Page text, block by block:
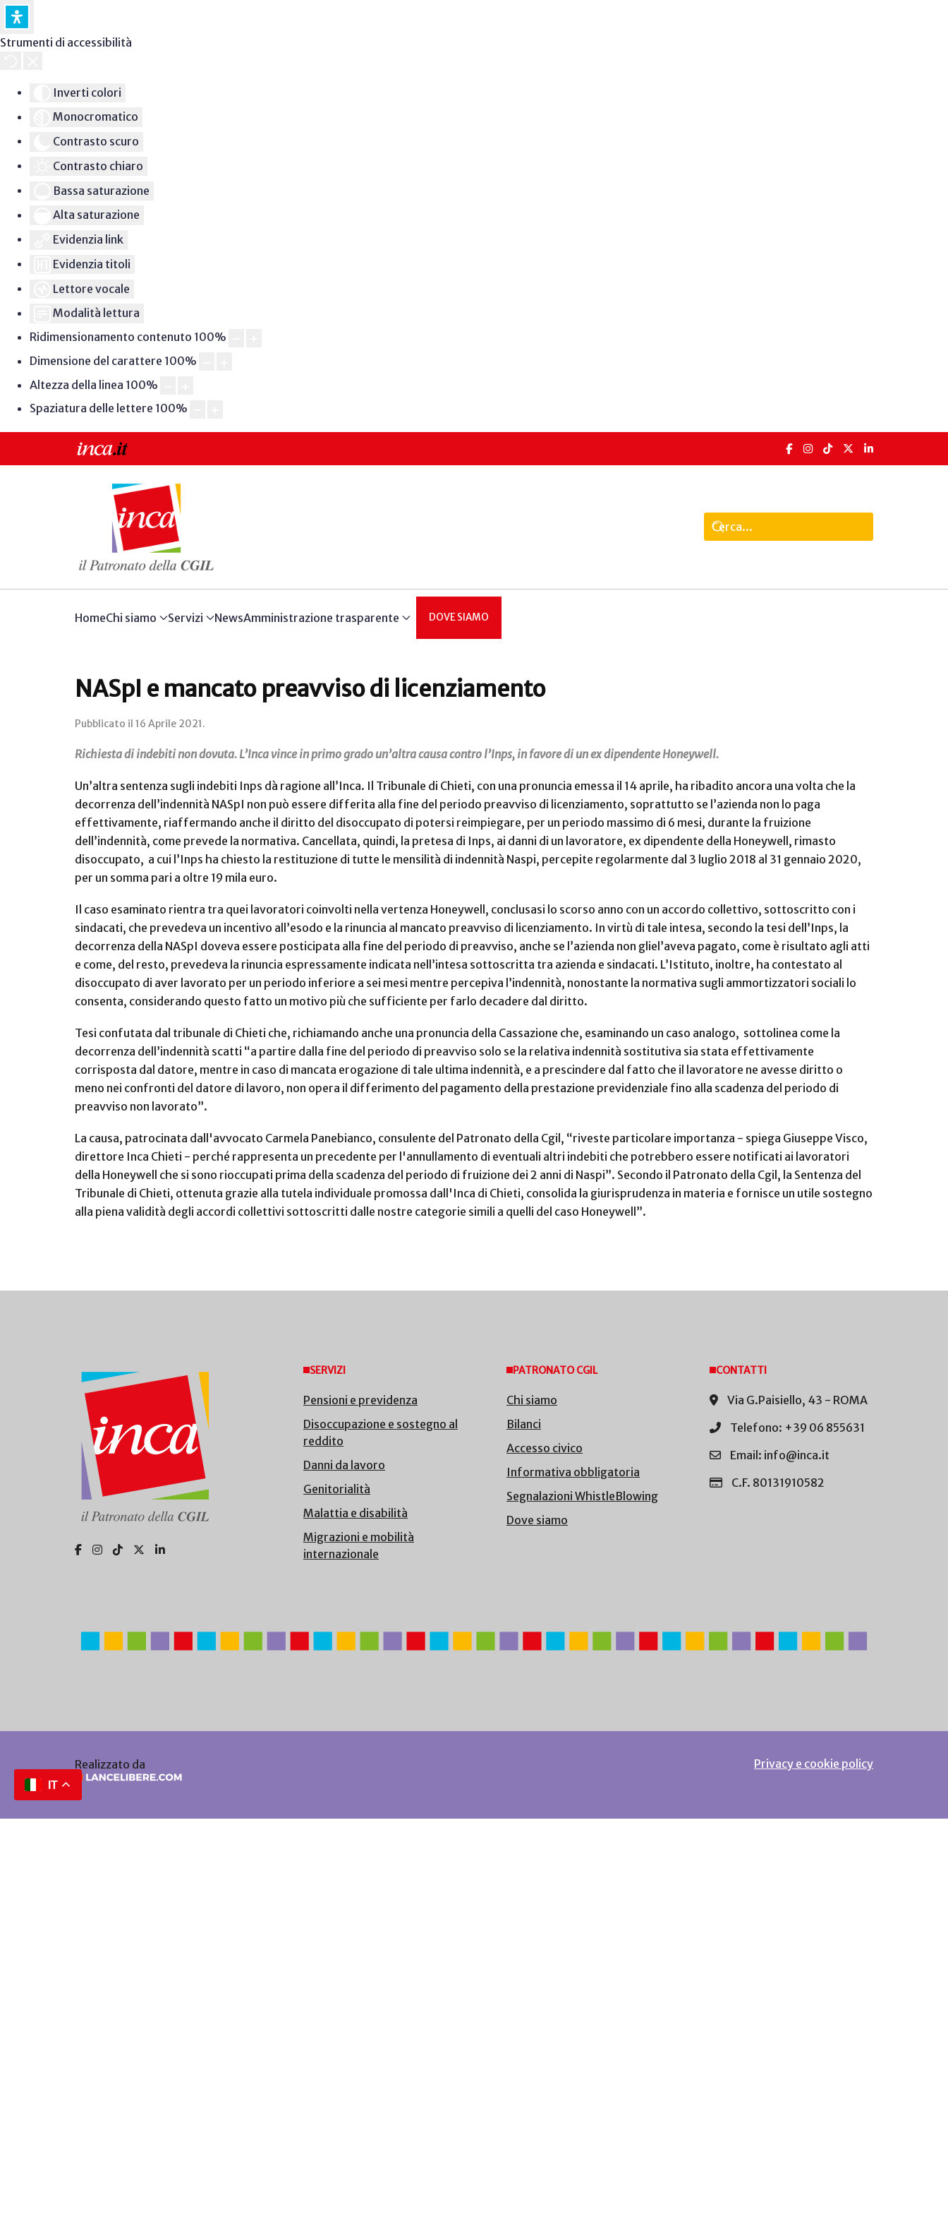
Strumenti di accessibilità
Inverti colori
Monocromatico
Contrasto scuro
Contrasto chiaro
Bassa saturazione
Alta saturazione
Evidenzia link
Evidenzia titoli
Lettore vocale
Modalità lettura
Ridimensionamento contenuto 100%
Dimensione del carattere 100%
Altezza della linea 100%
Spaziatura delle lettere 100%
HomeChi siamo Servizi NewsAmministrazione trasparente DOVE SIAMO
NASpI e mancato preavviso di licenziamento
Pubblicato il 16 Aprile 2021.
Richiesta di indebiti non dovuta. L’Inca vince in primo grado un’altra causa contro l’Inps, in favore di un ex dipendente Honeywell.
Un’altra sentenza sugli indebiti Inps dà ragione all’Inca. Il Tribunale di Chieti, con una pronuncia emessa il 14 aprile, ha ribadito ancora una volta che la
decorrenza dell’indennità NASpI non può essere differita alla fine del periodo preavviso di licenziamento, soprattutto se l’azienda non lo paga
effettivamente, riaffermando anche il diritto del disoccupato di potersi reimpiegare, per un periodo massimo di 6 mesi, durante la fruizione
dell’indennità, come prevede la normativa. Cancellata, quindi, la pretesa di Inps, ai danni di un lavoratore, ex dipendente della Honeywell, rimasto
disoccupato, a cui l’Inps ha chiesto la restituzione di tutte le mensilità di indennità Naspi, percepite regolarmente dal 3 luglio 2018 al 31 gennaio 2020,
per un somma pari a oltre 19 mila euro.
Il caso esaminato rientra tra quei lavoratori coinvolti nella vertenza Honeywell, conclusasi lo scorso anno con un accordo collettivo, sottoscritto con i
sindacati, che prevedeva un incentivo all’esodo e la rinuncia al mancato preavviso di licenziamento. In virtù di tale intesa, secondo la tesi dell’Inps, la
decorrenza della NASpI doveva essere posticipata alla fine del periodo di preavviso, anche se l’azienda non gliel’aveva pagato, come è risultato agli atti
e come, del resto, prevedeva la rinuncia espressamente indicata nell’intesa sottoscritta tra azienda e sindacati. L’Istituto, inoltre, ha contestato al
disoccupato di aver lavorato per un periodo inferiore a sei mesi mentre percepiva l’indennità, nonostante la normativa sugli ammortizzatori sociali lo
consenta, considerando questo fatto un motivo più che sufficiente per farlo decadere dal diritto.
Tesi confutata dal tribunale di Chieti che, richiamando anche una pronuncia della Cassazione che, esaminando un caso analogo, sottolinea come la
decorrenza dell’indennità scatti “a partire dalla fine del periodo di preavviso solo se la relativa indennità sostitutiva sia stata effettivamente
corrisposta dal datore, mentre in caso di mancata erogazione di tale ultima indennità, e a prescindere dal fatto che il lavoratore ne avesse diritto o
meno nei confronti del datore di lavoro, non opera il differimento del pagamento della prestazione previdenziale fino alla scadenza del periodo di
preavviso non lavorato”.
La causa, patrocinata dall'avvocato Carmela Panebianco, consulente del Patronato della Cgil, “riveste particolare importanza - spiega Giuseppe Visco,
direttore Inca Chieti - perché rappresenta un precedente per l'annullamento di eventuali altri indebiti che potrebbero essere notificati ai lavoratori
della Honeywell che si sono rioccupati prima della scadenza del periodo di fruizione dei 2 anni di Naspi”. Secondo il Patronato della Cgil, la Sentenza del
Tribunale di Chieti, ottenuta grazie alla tutela individuale promossa dall'Inca di Chieti, consolida la giurisprudenza in materia e fornisce un utile sostegno
alla piena validità degli accordi collettivi sottoscritti dalle nostre categorie simili a quelli del caso Honeywell”.
SERVIZI
Pensioni e previdenza
Disoccupazione e sostegno al
reddito
Danni da lavoro
Genitorialità
Malattia e disabilità
Migrazioni e mobilità
internazionale
PATRONATO CGIL
Chi siamo
Bilanci
Accesso civico
Informativa obbligatoria
Segnalazioni WhistleBlowing
Dove siamo
CONTATTI
Via G.Paisiello, 43 - ROMA
Telefono: +39 06 855631
Email: info@inca.it
C.F. 80131910582
Realizzato da Privacy e cookie policy
IT